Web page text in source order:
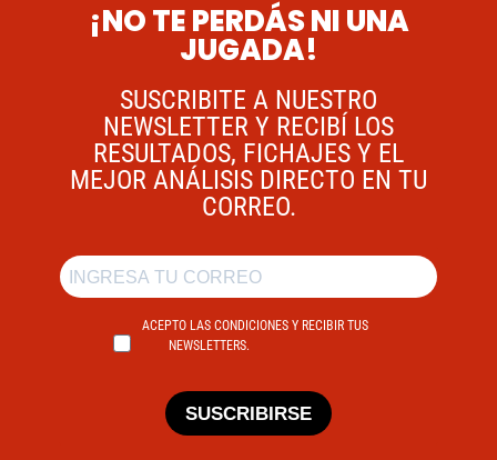
¡NO TE PERDÁS NI UNA
JUGADA!
SUSCRIBITE A NUESTRO
NEWSLETTER Y RECIBÍ LOS
RESULTADOS, FICHAJES Y EL
MEJOR ANÁLISIS DIRECTO EN TU
CORREO.
ACEPTO LAS CONDICIONES Y RECIBIR TUS
NEWSLETTERS.
SUSCRIBIRSE